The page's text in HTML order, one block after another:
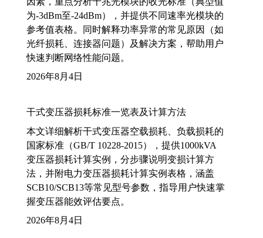
为-3dBm至-24dBm），并提供不同速率光模块的
参考值表格。同时解释功率异常的常见原因（如
光纤损耗、连接器问题）及解决方案，帮助用户
快速判断网络性能问题。
2026年8月4日
干式变压器损耗标准一览表及计算方法
本文详细解析干式变压器空载损耗、负载损耗的
国家标准（GB/T 10228-2015），提供1000kVA
变压器损耗计算实例，分步骤说明变损计算方
法，并附电力变压器损耗计算实例表格，涵盖
SCB10/SCB13等常见型号参数，指导用户快速掌
握变压器能效评估要点。
2026年8月4日